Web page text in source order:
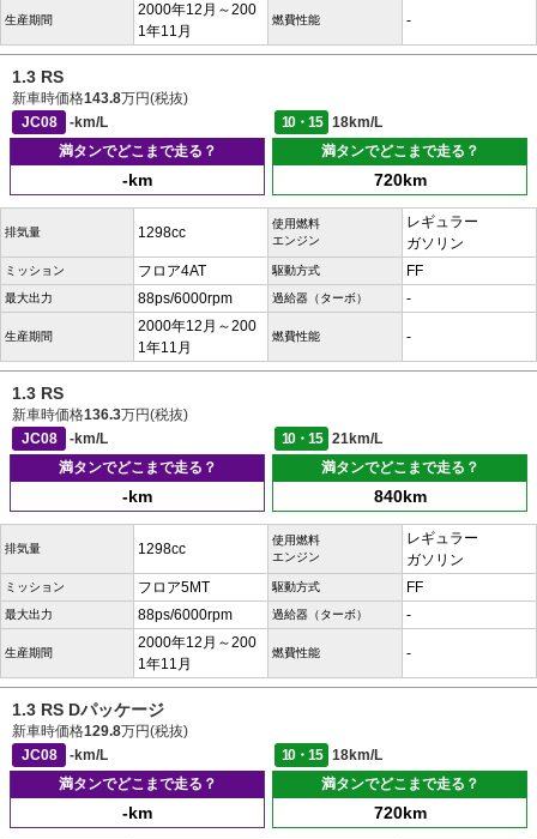
生産期間
2000年12月～200
1年11月
燃費性能 -
1.3 RS
新車時価格143.8万円(税抜)
JC08
-km/L 10・15
18km/L
満タンでどこまで走る？
-km
満タンでどこまで走る？
720km
排気量 1298cc
使用燃料
エンジン
レギュラー
ガソリン
ミッション フロア4AT 駆動方式 FF
最大出力 88ps/6000rpm 過給器（ターボ） -
生産期間
2000年12月～200
1年11月
燃費性能 -
1.3 RS
新車時価格136.3万円(税抜)
JC08
-km/L 10・15
21km/L
満タンでどこまで走る？
-km
満タンでどこまで走る？
840km
排気量 1298cc
使用燃料
エンジン
レギュラー
ガソリン
ミッション フロア5MT 駆動方式 FF
最大出力 88ps/6000rpm 過給器（ターボ） -
生産期間
2000年12月～200
1年11月
燃費性能 -
1.3 RS Dパッケージ
新車時価格129.8万円(税抜)
JC08
-km/L 10・15
18km/L
満タンでどこまで走る？
-km
満タンでどこまで走る？
720km